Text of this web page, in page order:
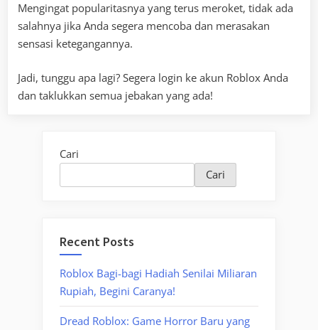
Mengingat popularitasnya yang terus meroket, tidak ada
salahnya jika Anda segera mencoba dan merasakan
sensasi ketegangannya.
Jadi, tunggu apa lagi? Segera login ke akun Roblox Anda
dan taklukkan semua jebakan yang ada!
Cari
Cari
Recent Posts
Roblox Bagi-bagi Hadiah Senilai Miliaran
Rupiah, Begini Caranya!
Dread Roblox: Game Horror Baru yang